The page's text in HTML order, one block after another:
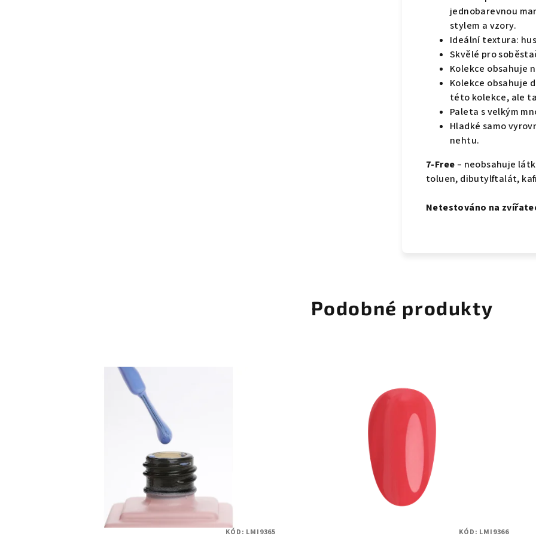
jednobarevnou
stylem a vzory.
Ideální textura:
Skvělé pro
Kolekce obsahuje
Kolekce obsahuje
této kolekce, ale
Paleta s velkým
Hladké samo
nehtu.
7-Free – neobsahuje
toluen, dibutylftalát,
Netestováno na
Podobné produkty
KÓD: LMI9365 KÓD: LMI9366